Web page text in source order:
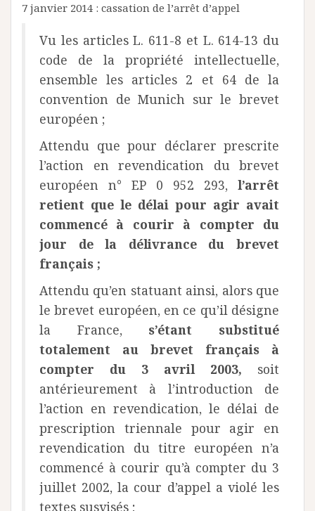
7 janvier 2014 : cassation de l’arrêt d’appel
Vu les articles L. 611-8 et L. 614-13 du
code de la propriété intellectuelle,
ensemble les articles 2 et 64 de la
convention de Munich sur le brevet
européen ;
Attendu que pour déclarer prescrite
l’action en revendication du brevet
européen n° EP 0 952 293, l’arrêt
retient que le délai pour agir avait
commencé à courir à compter du
jour de la délivrance du brevet
français ;
Attendu qu’en statuant ainsi, alors que
le brevet européen, en ce qu’il désigne
la France, s’étant substitué
totalement au brevet français à
compter du 3 avril 2003, soit
antérieurement à l’introduction de
l’action en revendication, le délai de
prescription triennale pour agir en
revendication du titre européen n’a
commencé à courir qu’à compter du 3
juillet 2002, la cour d’appel a violé les
textes susvisés ;